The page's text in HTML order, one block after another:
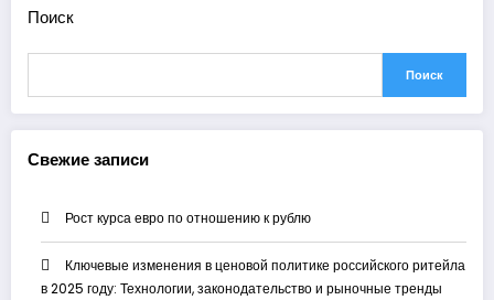
Поиск
Поиск
Свежие записи
Рост курса евро по отношению к рублю
Ключевые изменения в ценовой политике российского ритейла
в 2025 году: Технологии, законодательство и рыночные тренды